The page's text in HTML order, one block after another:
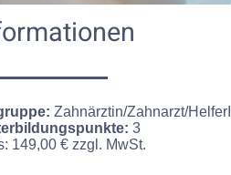
Zahnärztin/Zahnarzt/
3
149,00 € zzgl. MwSt.